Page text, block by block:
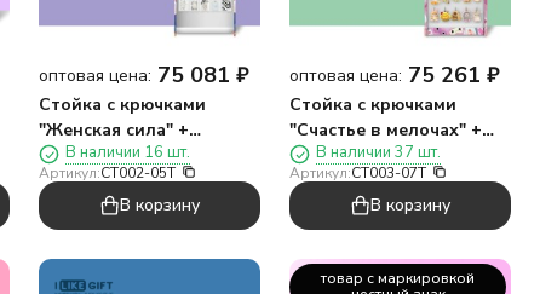
оптовая цена: 75 081 ₽
Стойка с крючками
"Женская сила" +
комплект футляров для
карты ПО ПЛАНУ
В наличии 16 шт.
Артикул:CT002-05Т
В корзину
оптовая цена: 75 261 ₽
Стойка с крючками
"Счастье в мелочах" +
комплект брелоков микс
2
В наличии 37 шт.
Артикул:CT003-07T
В корзину
товар с маркировкой